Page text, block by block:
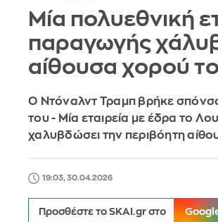
Μία πολυεθνική
παραγωγής
αίθουσα χορού
Ο Ντόναλντ Τραμπ βρήκε
του - Μία εταιρεία με έδρα το
χαλυβδώσει την περιβόητη
19:03, 30.04.2026
Προσθέστε το SKAI.gr στο